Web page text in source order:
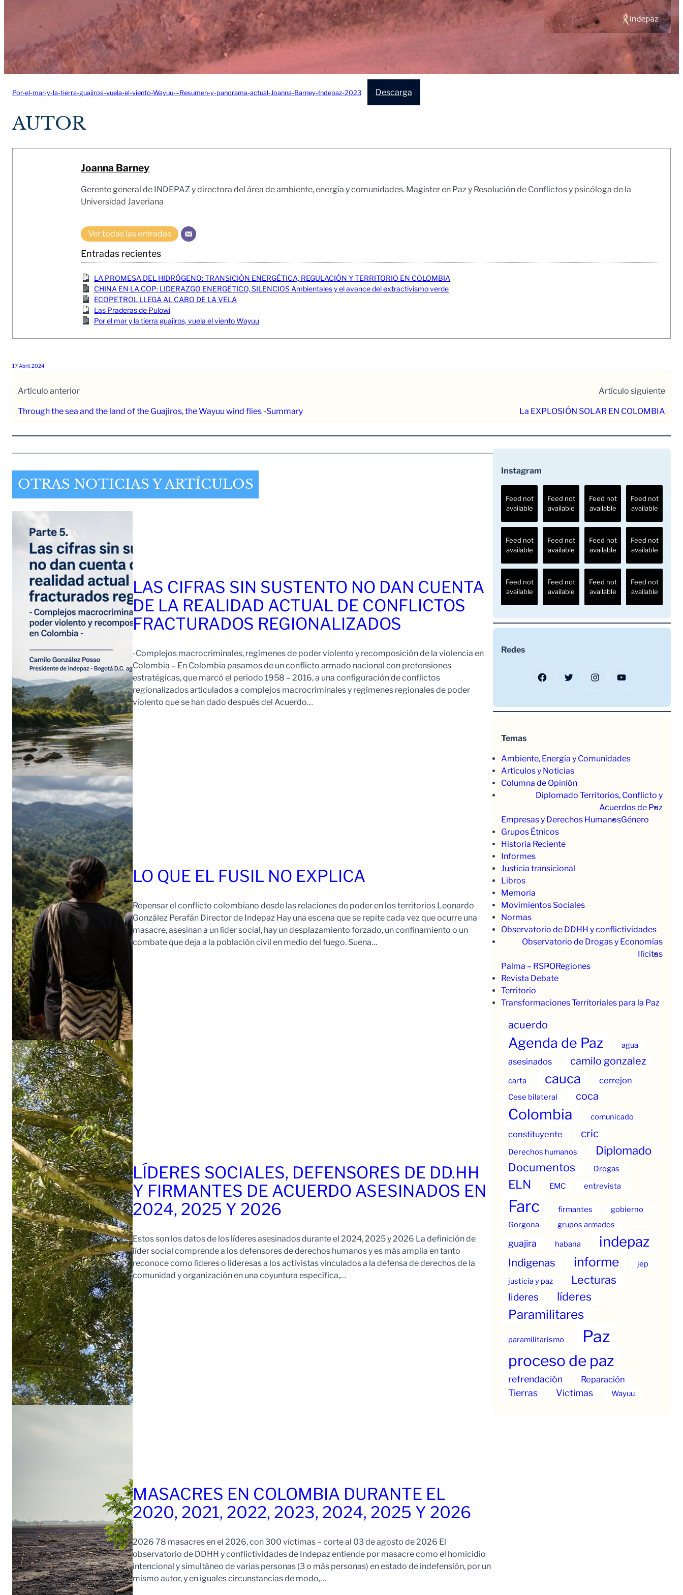
Por-el-mar-y-la-tierra-guajiros-vuela-el-viento-Wayuu-–Resumen-y-panorama-actual-Joanna-Barney-Indepaz-2023 Descarga
AUTOR
Joanna Barney
Gerente general de INDEPAZ y directora del área de ambiente, energía y comunidades. Magister en Paz y Resolución de Conflictos y psicóloga de la
Universidad Javeriana
Ver todas las entradas
Entradas recientes
LA PROMESA DEL HIDRÓGENO: TRANSICIÓN ENERGÉTICA, REGULACIÓN Y TERRITORIO EN COLOMBIA
CHINA EN LA COP: LIDERAZGO ENERGÉTICO, SILENCIOS Ambientales y el avance del extractivismo verde
ECOPETROL LLEGA AL CABO DE LA VELA
Las Praderas de Pulowi
Por el mar y la tierra guajiros, vuela el viento Wayuu
17 Abril, 2024
Artículo anterior
Through the sea and the land of the Guajiros, the Wayuu wind flies -Summary
Artículo siguiente
La EXPLOSIÓN SOLAR EN COLOMBIA
OTRAS NOTICIAS Y ARTÍCULOS
LAS CIFRAS SIN SUSTENTO NO DAN CUENTA
DE LA REALIDAD ACTUAL DE CONFLICTOS
FRACTURADOS REGIONALIZADOS
-Complejos macrocriminales, regímenes de poder violento y recomposición de la violencia en
Colombia – En Colombia pasamos de un conflicto armado nacional con pretensiones
estratégicas, que marcó el periodo 1958 – 2016, a una configuración de conflictos
regionalizados articulados a complejos macrocriminales y regímenes regionales de poder
violento que se han dado después del Acuerdo…
LO QUE EL FUSIL NO EXPLICA
Repensar el conflicto colombiano desde las relaciones de poder en los territorios Leonardo
González Perafán Director de Indepaz Hay una escena que se repite cada vez que ocurre una
masacre, asesinan a un líder social, hay un desplazamiento forzado, un confinamiento o un
combate que deja a la población civil en medio del fuego. Suena…
LÍDERES SOCIALES, DEFENSORES DE DD.HH
Y FIRMANTES DE ACUERDO ASESINADOS EN
2024, 2025 Y 2026
Estos son los datos de los líderes asesinados durante el 2024, 2025 y 2026 La definición de
líder social comprende a los defensores de derechos humanos y es más amplia en tanto
reconoce como líderes o lideresas a los activistas vinculados a la defensa de derechos de la
comunidad y organización en una coyuntura específica,…
MASACRES EN COLOMBIA DURANTE EL
2020, 2021, 2022, 2023, 2024, 2025 Y 2026
2026 78 masacres en el 2026, con 300 víctimas – corte al 03 de agosto de 2026 El
observatorio de DDHH y conflictividades de Indepaz entiende por masacre como el homicidio
intencional y simultáneo de varias personas (3 o más personas) en estado de indefensión, por un
mismo autor, y en iguales circunstancias de modo,…
Instagram
Feed not
available
Feed not
available
Feed not
available
Feed not
available
Feed not
available
Feed not
available
Feed not
available
Feed not
available
Feed not
available
Feed not
available
Feed not
available
Feed not
available
Redes
Facebook Twitter Instagram YouTube
Temas
Ambiente, Energía y Comunidades
Artículos y Noticias
Columna de Opinión
Diplomado Territorios, Conflicto y
Acuerdos de Paz
Empresas y Derechos HumanosGénero
Grupos Étnicos
Historia Reciente
Informes
Justicia transicional
Libros
Memoria
Movimientos Sociales
Normas
Observatorio de DDHH y conflictividades
Observatorio de Drogas y Economías
Ilícitas
Palma – RSPORegiones
Revista Debate
Territorio
Transformaciones Territoriales para la Paz
acuerdo
Agenda de Paz agua
asesinados camilo gonzalez
carta cauca cerrejon
Cese bilateral coca
Colombia comunicado
constituyente cric
Derechos humanos Diplomado
Documentos Drogas
ELN EMC entrevista
Farc firmantes
gobierno
Gorgona
grupos armados
guajira habana indepaz
Indigenas informe
jep
justicia y paz
Lecturas
lideres líderes
Paramilitares
paramilitarismo Paz
proceso de paz
refrendación Reparación
Tierras Victimas Wayuu